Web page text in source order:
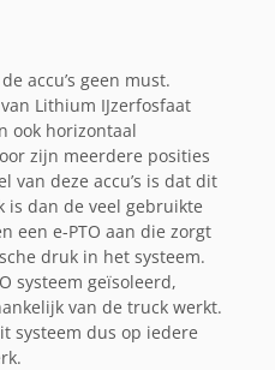
accu’s geen must.
Lithium IJzerfosfaat
ook horizontaal
zijn meerdere posities
van deze accu’s is dat dit
dan de veel gebruikte
een e-PTO aan die zorgt
druk in het systeem.
systeem geïsoleerd,
van de truck werkt.
systeem dus op iedere